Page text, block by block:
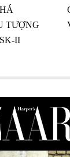
TƯỢNG
II